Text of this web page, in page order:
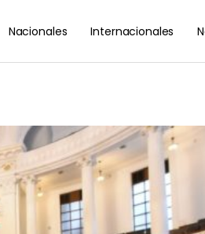
Nacionales Internacionales